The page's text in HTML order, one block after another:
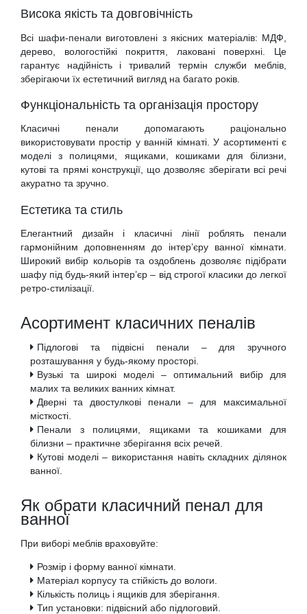
Висока якість та довговічність
Всі шафи-пенали виготовлені з якісних матеріалів: МДФ,
дерево, вологостійкі покриття, лаковані поверхні. Це
гарантує надійність і тривалий термін служби меблів,
зберігаючи їх естетичний вигляд на багато років.
Функціональність та організація простору
Класичні пенали допомагають раціонально
використовувати простір у ванній кімнаті. У асортименті є
моделі з полицями, ящиками, кошиками для білизни,
кутові та прямі конструкції, що дозволяє зберігати всі речі
акуратно та зручно.
Естетика та стиль
Елегантний дизайн і класичні лінії роблять пенали
гармонійним доповненням до інтер’єру ванної кімнати.
Широкий вибір кольорів та оздоблень дозволяє підібрати
шафу під будь-який інтер’єр – від строгої класики до легкої
ретро-стилізації.
Асортимент класичних пеналів
Підлогові та підвісні пенали – для зручного
розташування у будь-якому просторі.
Вузькі та широкі моделі – оптимальний вибір для
малих та великих ванних кімнат.
Дверні та двостулкові пенали – для максимальної
місткості.
Пенали з полицями, ящиками та кошиками для
білизни – практичне зберігання всіх речей.
Кутові моделі – використання навіть складних ділянок
ванної.
Як обрати класичний пенал для
ванної
При виборі меблів враховуйте:
Розмір і форму ванної кімнати.
Матеріал корпусу та стійкість до вологи.
Кількість полиць і ящиків для зберігання.
Тип установки: підвісний або підлоговий.